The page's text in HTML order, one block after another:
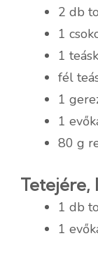
2 db
1
1
fél
1
1
80 g
Tetejére,
1 db
1